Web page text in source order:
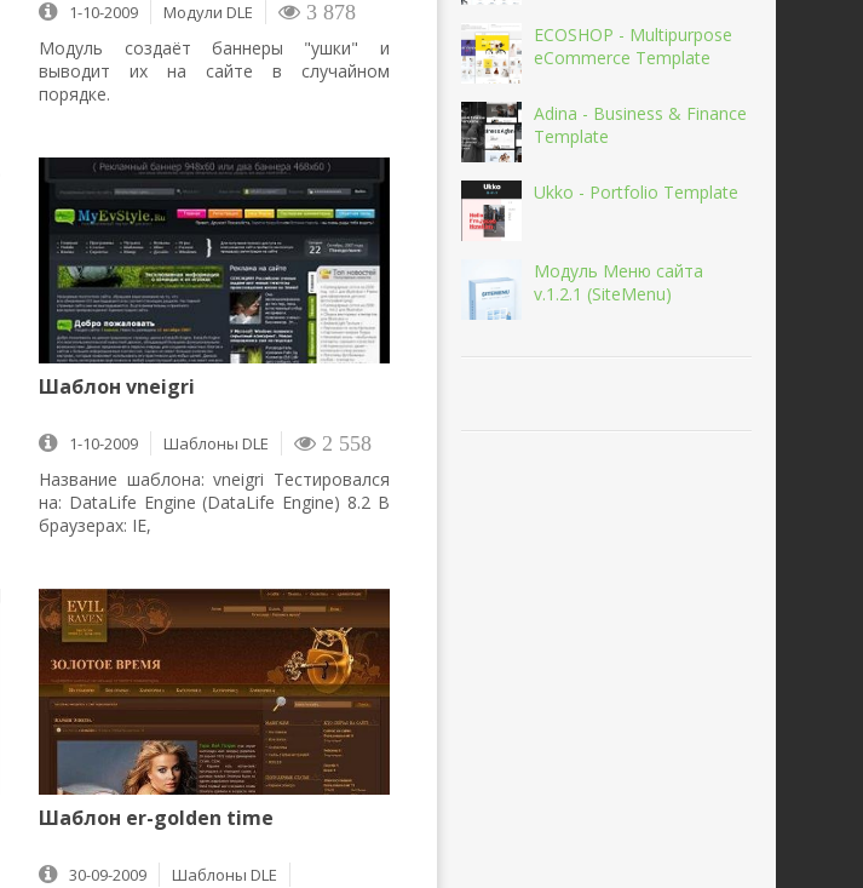
1-10-2009 Mодули DLE 3 878
Модуль создаёт баннеры "ушки" и
выводит их на сайте в случайном
порядке.
Шаблон vneigri
1-10-2009 Шаблоны DLE 2 558
Название шаблона: vneigri Тестировался
на: DataLife Engine (DataLife Engine) 8.2 В
браузерах: IE,
Шаблон er-golden time
30-09-2009
Шаблоны DLE
ECOSHOP - Multipurpose
eCommerce Template
Adina - Business & Finance
Template
Ukko - Portfolio Template
Модуль Меню сайта
v.1.2.1 (SiteMenu)